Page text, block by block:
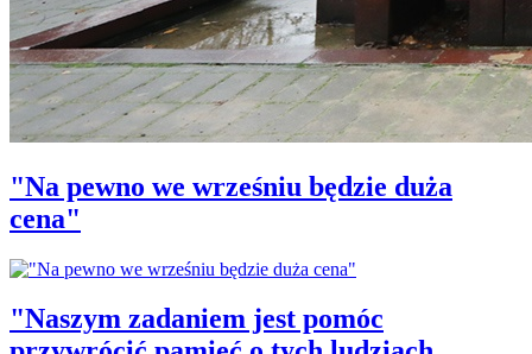
"Na pewno we wrześniu będzie duża
cena"
"Naszym zadaniem jest pomóc